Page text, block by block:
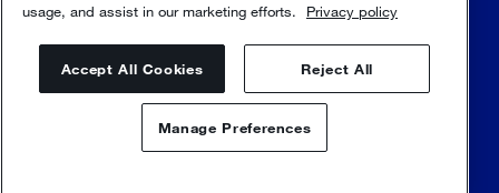
© Sulzer Ltd 1996 - 2025
usage, and assist in our marketing efforts.
Privacy policy
Accept All Cookies Reject All
Manage Preferences